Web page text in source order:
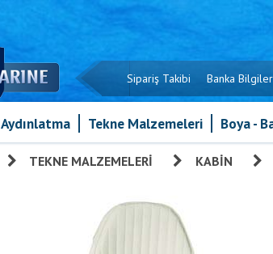
Sipariş Takibi Banka
Aydınlatma Tekne Malzemeleri Boya -
TEKNE MALZEMELERI KABIN